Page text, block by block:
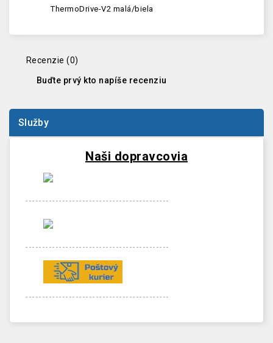
ThermoDrive-V2 malá/biela
Recenzie (0)
Buďte prvý kto napíše recenziu
Služby
Naši dopravcovia
-------------------------------------------
-------------------------------------------
-------------------------------------------